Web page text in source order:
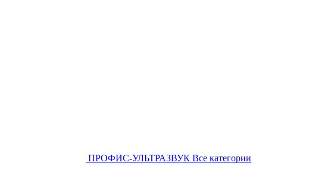
ПРОФИС-УЛЬТРАЗВУК Все категории